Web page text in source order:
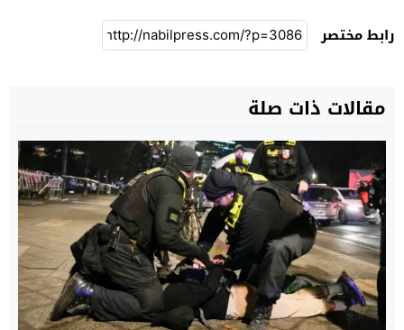
رابط مختصر
مقالات ذات صلة